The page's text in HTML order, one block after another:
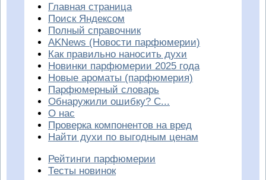
Главная страница
Поиск Яндексом
Полный справочник
AKNews (Новости парфюмерии)
Как правильно наносить духи
Новинки парфюмерии 2025 года
Новые ароматы (парфюмерия)
Парфюмерный словарь
Обнаружили ошибку? С...
О нас
Проверка компонентов на вред
Найти духи по выгодным ценам
Рейтинги парфюмерии
Тесты новинок